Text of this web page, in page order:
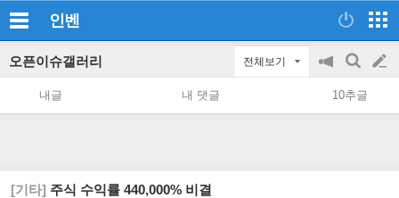
인벤
오픈이슈갤러리 전체보기
공
지
on/off
검
색
글
쓰
내글 내 댓글 10추글
[기타] 주식 수익률 440,000% 비결